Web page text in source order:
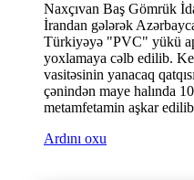
Naxçıvan Baş Gömrük
İrandan gələrək
Türkiyəyə "PVC" yükü
yoxlamaya cəlb edilib.
vasitəsinin yanacaq
çənindən maye halında
metamfetamin aşkar edilib
Ardını oxu